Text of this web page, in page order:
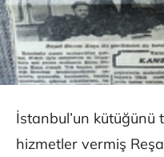
İstanbul’un
hizmetler vermiş